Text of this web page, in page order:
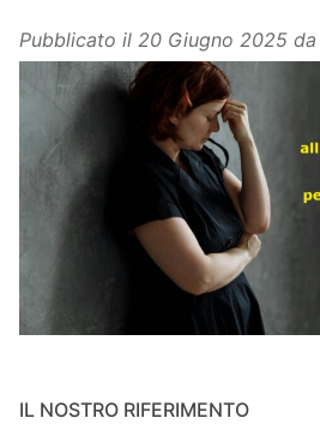
Pubblicato il 20 Giugno 2025 da
IL NOSTRO RIFERIMENTO